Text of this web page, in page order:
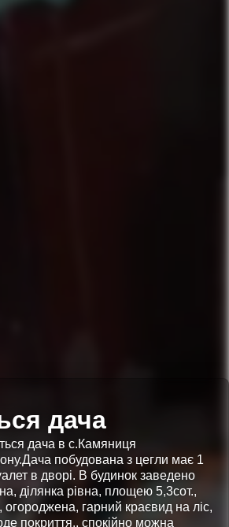
дача
дача в с.Камяниця
побудована з цегли має 1
в дворі. В будинок заведено
ділянка рівна, площею 5,3сот.,
гарний краєвид на ліс,
покриття., спокійно можна